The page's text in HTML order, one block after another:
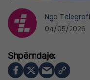
Nga Telegrafi
04/05/2026